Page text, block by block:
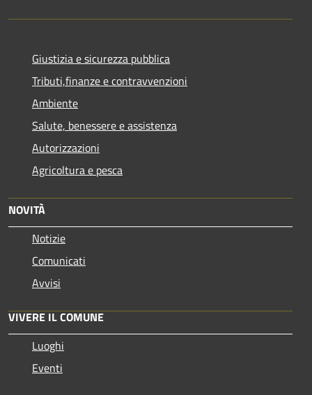
Giustizia e sicurezza pubblica
Tributi,finanze e contravvenzioni
Ambiente
Salute, benessere e assistenza
Autorizzazioni
Agricoltura e pesca
NOVITÀ
Notizie
Comunicati
Avvisi
VIVERE IL COMUNE
Luoghi
Eventi